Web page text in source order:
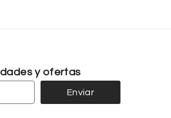
y ofertas
Enviar